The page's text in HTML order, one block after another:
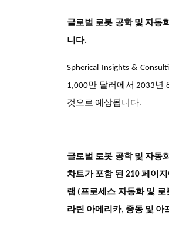
글로벌 로봇 공학 및 자동
니다.
Spherical Insights &
1,000만 달러에서 2033년
것으로 예상됩니다.
글로벌 로봇 공학 및 자동
차트가 포함 된 210 페이
램 (프로세스 자동화 및
라틴 아메리카, 중동 및 아